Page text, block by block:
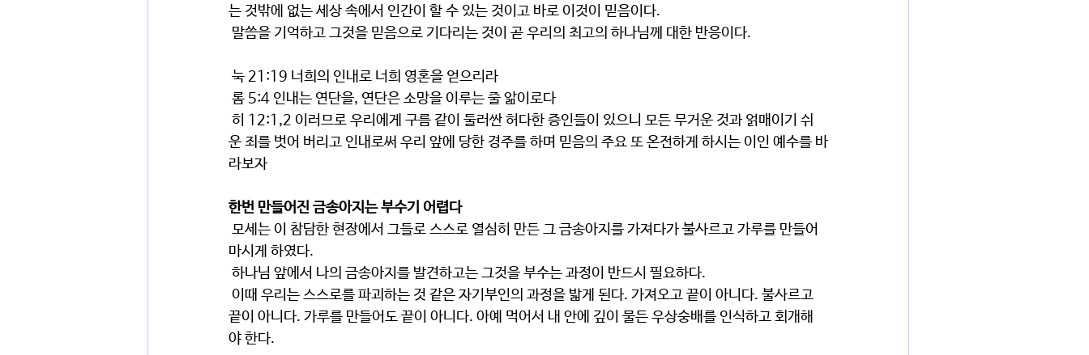
는 것밖에 없는 세상 속에서 인간이 할 수 있는 것이고 바로 이것이 믿음이다.
말씀을 기억하고 그것을 믿음으로 기다리는 것이 곧 우리의 최고의 하나님께 대한 반응이다.
눅 21:19 너희의 인내로 너희 영혼을 얻으리라
롬 5:4 인내는 연단을, 연단은 소망을 이루는 줄 앎이로다
운 죄를 벗어 버리고 인내로써 우리 앞에 당한 경주를 하며 믿음의 주요 또 온전하게 하시는 이인 예수를 바
라보자
한번 만들어진 금송아지는 부수기 어렵다
마시게 하였다.
하나님 앞에서 나의 금송아지를 발견하고는 그것을 부수는 과정이 반드시 필요하다.
끝이 아니다. 가루를 만들어도 끝이 아니다. 아예 먹어서 내 안에 깊이 물든 우상숭배를 인식하고 회개해
야 한다.